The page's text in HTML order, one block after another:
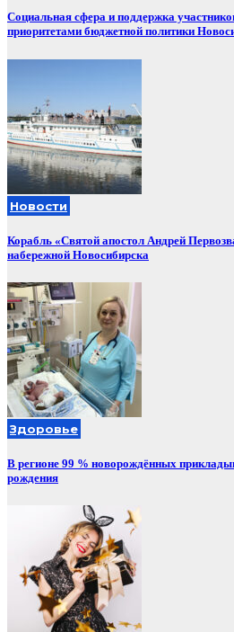
Социальная сфера и поддержка
приоритетами бюджетной политики
Новости
Корабль «Святой апостол Андрей
набережной Новосибирска
Здоровье
В регионе 99 % новорождённых
рождения